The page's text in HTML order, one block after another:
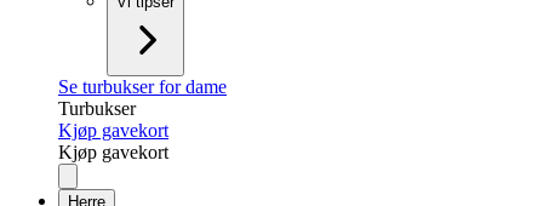
Se turbukser for dame
Turbukser
Kjøp gavekort
Kjøp gavekort
Herre